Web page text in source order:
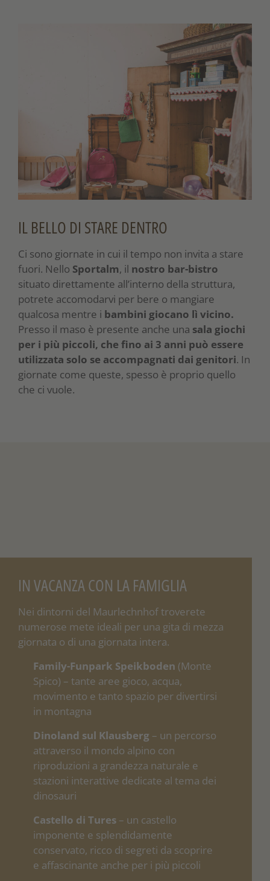
IL BELLO DI STARE DENTRO
Ci sono giornate in cui il tempo non invita a stare
fuori. Nello Sportalm, il nostro bar-bistro
situato direttamente all’interno della struttura,
potrete accomodarvi per bere o mangiare
qualcosa mentre i bambini giocano lì vicino.
Presso il maso è presente anche una sala giochi
per i più piccoli, che fino ai 3 anni può essere
utilizzata solo se accompagnati dai genitori. In
giornate come queste, spesso è proprio quello
che ci vuole.
IN VACANZA CON LA FAMIGLIA
Nei dintorni del Maurlechnhof troverete
numerose mete ideali per una gita di mezza
giornata o di una giornata intera.
Family-Funpark Speikboden (Monte
Spico) – tante aree gioco, acqua,
movimento e tanto spazio per divertirsi
in montagna
Dinoland sul Klausberg – un percorso
attraverso il mondo alpino con
riproduzioni a grandezza naturale e
stazioni interattive dedicate al tema dei
dinosauri
Castello di Tures – un castello
imponente e splendidamente
conservato, ricco di segreti da scoprire
e affascinante anche per i più piccoli